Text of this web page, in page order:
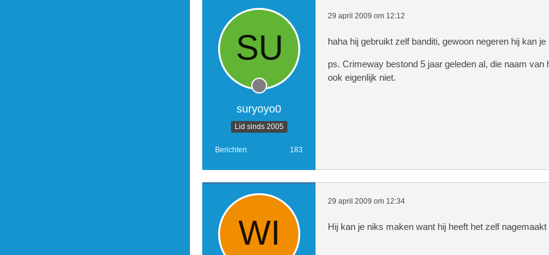
suryoyo0
Lid sinds 2005
Berichten 183
29 april 2009 om 12:12
haha hij gebruikt zelf banditi, gewoon negeren hij kan
ps. Crimeway bestond 5 jaar geleden al, die naam van
ook eigenlijk niet.
29 april 2009 om 12:34
Hij kan je niks maken want hij heeft het zelf nagemaakt